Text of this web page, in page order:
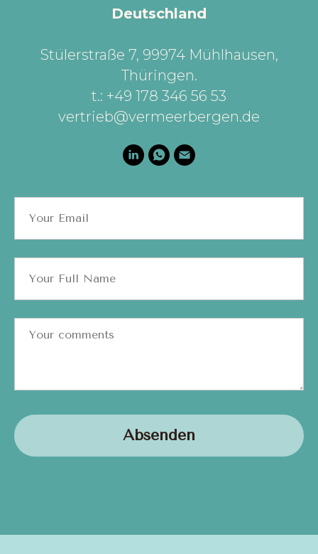
Deutschland
Stülerstraße 7, 99974 Mühlhausen,
Thüringen.
t.: +49 178 346 56 53
vertrieb@vermeerbergen.de
Absenden